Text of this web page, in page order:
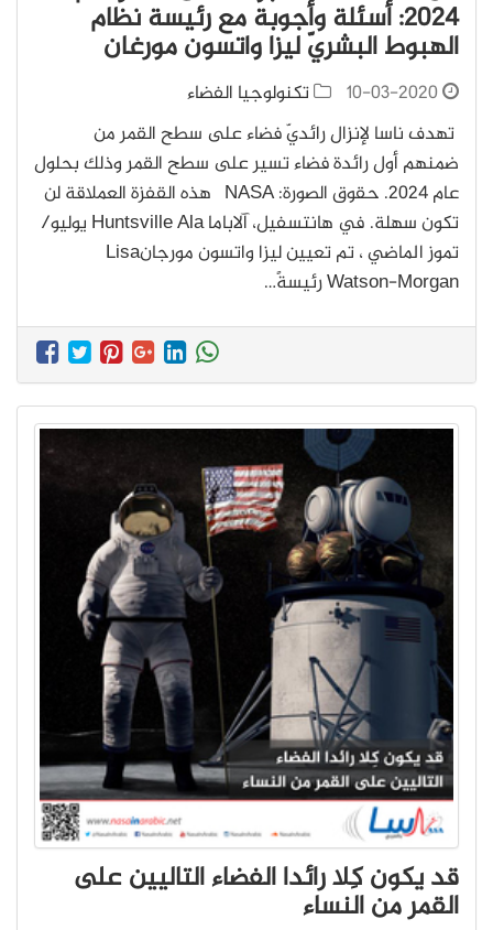
2024: أسئلة وأجوبة مع رئيسة نظام
الهبوط البشريّ ليزا واتسون مورغان
10-03-2020
تكنولوجيا الفضاء
تهدف ناسا لإنزال رائديّ فضاء على سطح القمر من
ضمنهم أول رائدة فضاء تسير على سطح القمر وذلك بحلول
عام 2024. حقوق الصورة: NASA هذه القفزة العملاقة لن
تكون سهلة. في هانتسفيل، آلاباما Huntsville Ala يوليو/
تموز الماضي ، تم تعيين ليزا واتسون مورجانLisa
Watson-Morgan رئيسةً…
قد يكون كِلا رائدا الفضاء التاليين على
القمر من النساء